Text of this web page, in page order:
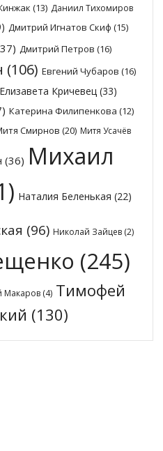
(13) Даниил Тихомиров
Дмитрий Игнатов Скиф (15)
Дмитрий Петров (16)
(106) Евгений Чубаров (16)
Елизавета Кричевец(33)
Катерина Филипенкова (12)
Смирнов (20) Митя Усачёв
(36) Михаил
Наталия Беленькая (22)
(96) Николай Зайцев (2)
(245)
Макаров (4) Тимофей
(130)